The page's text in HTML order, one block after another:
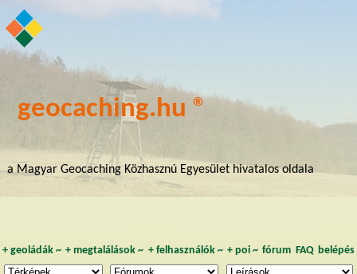
geocaching.hu ®
a Magyar Geocaching Közhasznú Egyesület hivatalos oldala
+ geoládák~ +megtalálások ~ + felhasználók~ + poi~ fórum FAQ belépés